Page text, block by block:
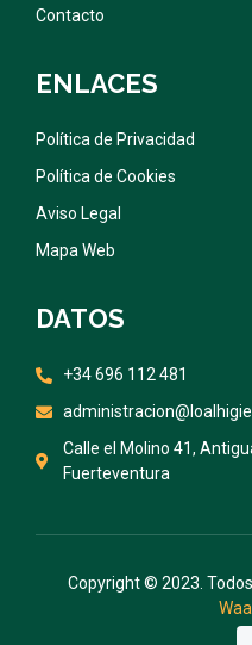
Contacto
ENLACES
Política de Privacidad
Política de Cookies
Aviso Legal
Mapa Web
DATOS
+34 696 112 481
Calle el Molino 41,
Fuerteventura
Copyright © 2023.